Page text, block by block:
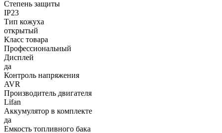
Степень защиты
IP23
Тип кожуха
открытый
Класс товара
Профессиональный
Дисплей
да
Контроль напряжения
AVR
Производитель двигателя
Lifan
Аккумулятор в комплекте
да
Емкость топливного бака